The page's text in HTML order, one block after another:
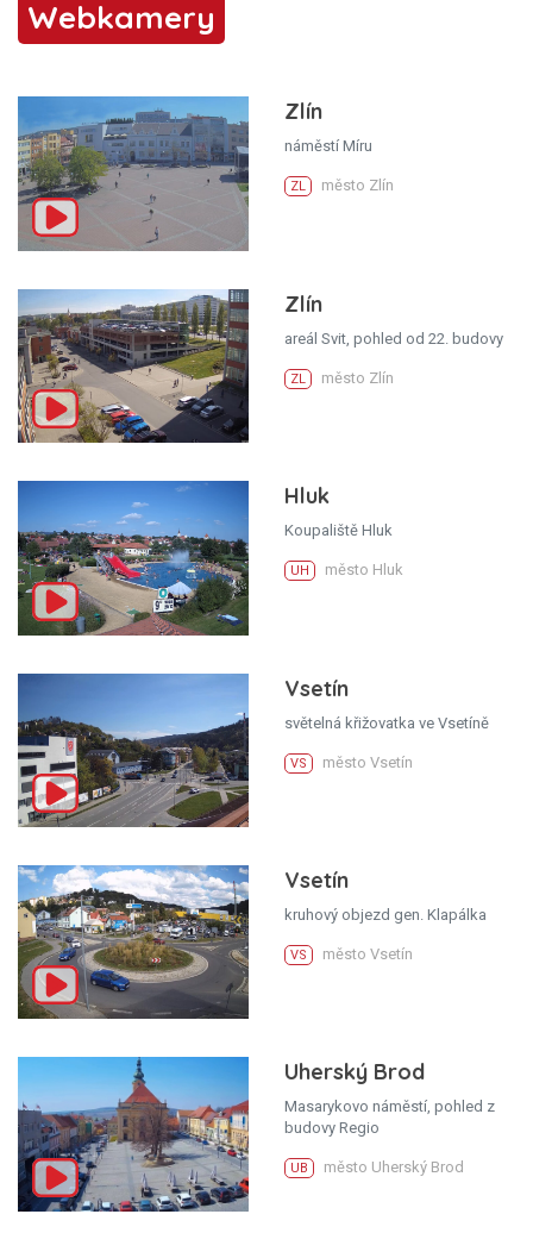
Webkamery
Zlín
náměstí Míru
ZL město Zlín
Zlín
areál Svit, pohled od 22. budovy
ZL město Zlín
Hluk
Koupaliště Hluk
UH město Hluk
Vsetín
světelná křižovatka ve Vsetíně
VS město Vsetín
Vsetín
kruhový objezd gen. Klapálka
VS město Vsetín
Uherský Brod
Masarykovo náměstí, pohled z
budovy Regio
UB město Uherský Brod